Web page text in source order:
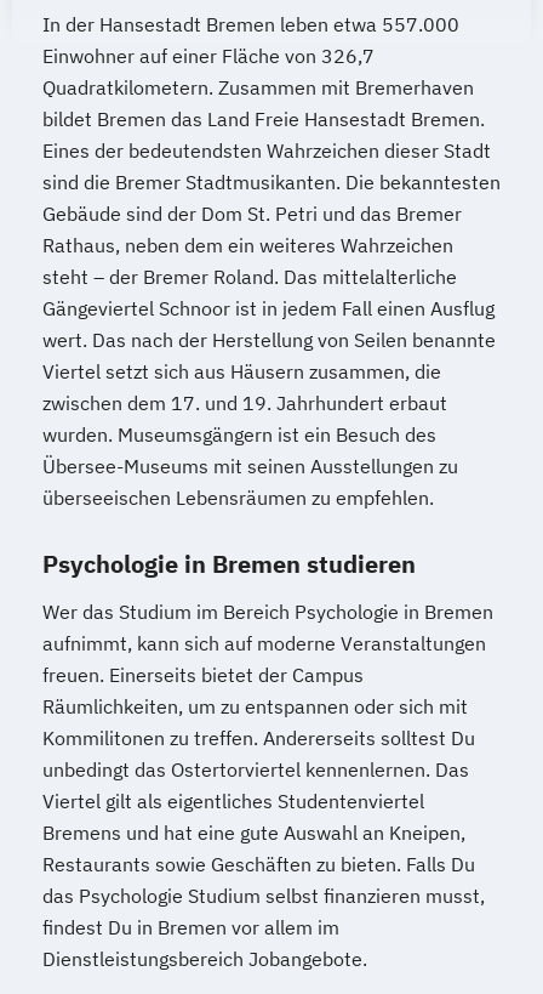
In der Hansestadt Bremen leben etwa 557.000
Einwohner auf einer Fläche von 326,7
Quadratkilometern. Zusammen mit Bremerhaven
bildet Bremen das Land Freie Hansestadt Bremen.
Eines der bedeutendsten Wahrzeichen dieser Stadt
sind die Bremer Stadtmusikanten. Die bekanntesten
Gebäude sind der Dom St. Petri und das Bremer
Rathaus, neben dem ein weiteres Wahrzeichen
steht – der Bremer Roland. Das mittelalterliche
Gängeviertel Schnoor ist in jedem Fall einen Ausflug
wert. Das nach der Herstellung von Seilen benannte
Viertel setzt sich aus Häusern zusammen, die
zwischen dem 17. und 19. Jahrhundert erbaut
wurden. Museumsgängern ist ein Besuch des
Übersee-Museums mit seinen Ausstellungen zu
überseeischen Lebensräumen zu empfehlen.
Psychologie in Bremen studieren
Wer das Studium im Bereich Psychologie in Bremen
aufnimmt, kann sich auf moderne Veranstaltungen
freuen. Einerseits bietet der Campus
Räumlichkeiten, um zu entspannen oder sich mit
Kommilitonen zu treffen. Andererseits solltest Du
unbedingt das Ostertorviertel kennenlernen. Das
Viertel gilt als eigentliches Studentenviertel
Bremens und hat eine gute Auswahl an Kneipen,
Restaurants sowie Geschäften zu bieten. Falls Du
das Psychologie Studium selbst finanzieren musst,
findest Du in Bremen vor allem im
Dienstleistungsbereich Jobangebote.